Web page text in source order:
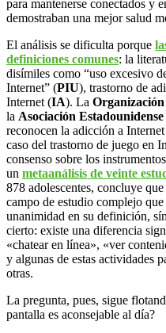
para mantenerse conectados y
demostraban una mejor salud
El análisis se dificulta porque
definiciones comunes: la
disímiles como “uso excesivo
Internet” (PIU), trastorno de
Internet (IA). La
la Asociación
reconocen la adicción a
caso del trastorno de juego en
consenso sobre los
un metaanálisis de veinte
878 adolescentes, concluye
campo de estudio complejo
unanimidad en su definición,
cierto: existe una diferencia
«chatear en línea», «ver
y algunas de estas actividades
otras.
La pregunta, pues, sigue
pantalla es aconsejable al día?